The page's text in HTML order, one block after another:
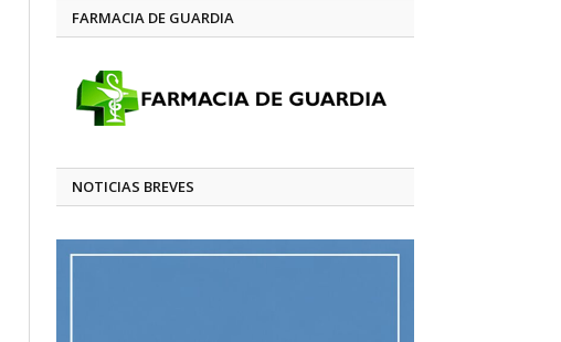
FARMACIA DE GUARDIA
NOTICIAS BREVES